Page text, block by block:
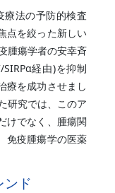
療法の予防的検査
点を絞った新しい
腫瘍学者の安幸斉
経由)を抑制
療を成功させまし
研究では、このア
けでなく、腫瘍関
免疫腫瘍学の医薬
ンド